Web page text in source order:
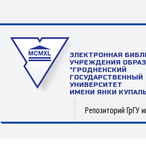
ЭЛЕКТРОННАЯ
УЧРЕЖДЕНИЯ
"ГРОДНЕНСКИЙ
ГОСУДАРСТВЕННЫЙ
УНИВЕРСИТЕТ
ИМЕНИ ЯНКИ
Репозиторий ГрГУ